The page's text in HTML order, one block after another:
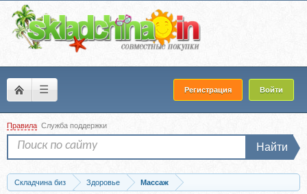
☰ Регистрация Войти
Правила Служба поддержки
Найти
Складчина биз Здоровье
Массаж